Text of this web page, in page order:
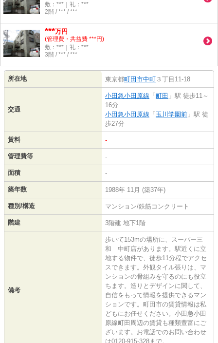
敷：***｜礼：***
2階 / *** / ***
***万円
(管理費・共益費 ***円)
敷：***｜礼：***
3階 / *** / ***
所在地 東京都町田市中町 ３丁目11-18
交通
小田急小田原線 「町田 」駅 徒歩11～
16分
小田急小田原線 「玉川学園前 」駅 徒
歩27分
賃料 -
管理費等 -
面積 -
築年数 1988年 11月 (築37年)
種別/構造 マンション/鉄筋コンクリート
階建 3階建 地下1階
備考
歩いて153mの場所に、スーパー三
和 中町店があります。駅近くに立
地する物件で、徒歩11分程でアクセ
スできます。外観タイル張りは、マ
ンションの骨組みを守るのにも役立
ちます。造りとデザインに関して、
自信をもって情報を提供できるマン
ションです。町田市の賃貸情報は私
どもにお任せください。小田急小田
原線町田周辺の賃貸も種類豊富にご
ざいます。お電話でのお問い合わせ
は0120-915-328まで。